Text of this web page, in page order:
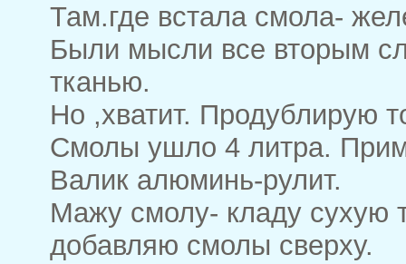
Там.где встала смола-
Были мысли все вторым
тканью.
Но ,хватит. Продублирую
Смолы ушло 4 литра.
Валик алюминь-рулит.
Мажу смолу- кладу сухую
добавляю смолы сверху.